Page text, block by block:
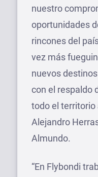
nuestro
oportunidades
rincones del
vez más
nuevos
con el respaldo
todo el territorio
Alejandro
Almundo.
“En Flybondi